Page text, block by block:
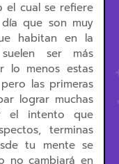
el cual se refiere
que son muy
habitan en la
ser más
lo menos estas
las primeras
lograr muchas
el intento que
terminas
tu mente se
no cambiará en